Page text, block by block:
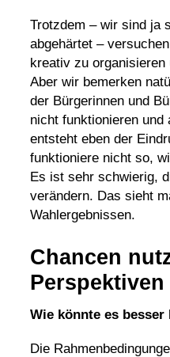
Trotzdem – wir sind ja
abgehärtet –
kreativ zu
Aber wir bemerken
der Bürgerinnen und
nicht funktionieren und
entsteht eben der
funktioniere nicht so,
Es ist sehr schwierig,
verändern. Das sieht
Wahlergebnissen.
Chancen
Wie könnte es besser
Die